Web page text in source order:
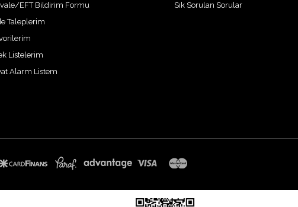
EFT Bildirim Formu
Taleplerim
Listelerim
Alarm Listem
Sık Sorulan Sorular